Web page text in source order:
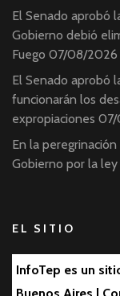
El Senado aprobó
Gobierno debió
Fuego 07/08/2026
El Senado aprobó
funcionarán los
expropiaciones
En la
Gobierno por la
EL SITIO
InfoTep es un